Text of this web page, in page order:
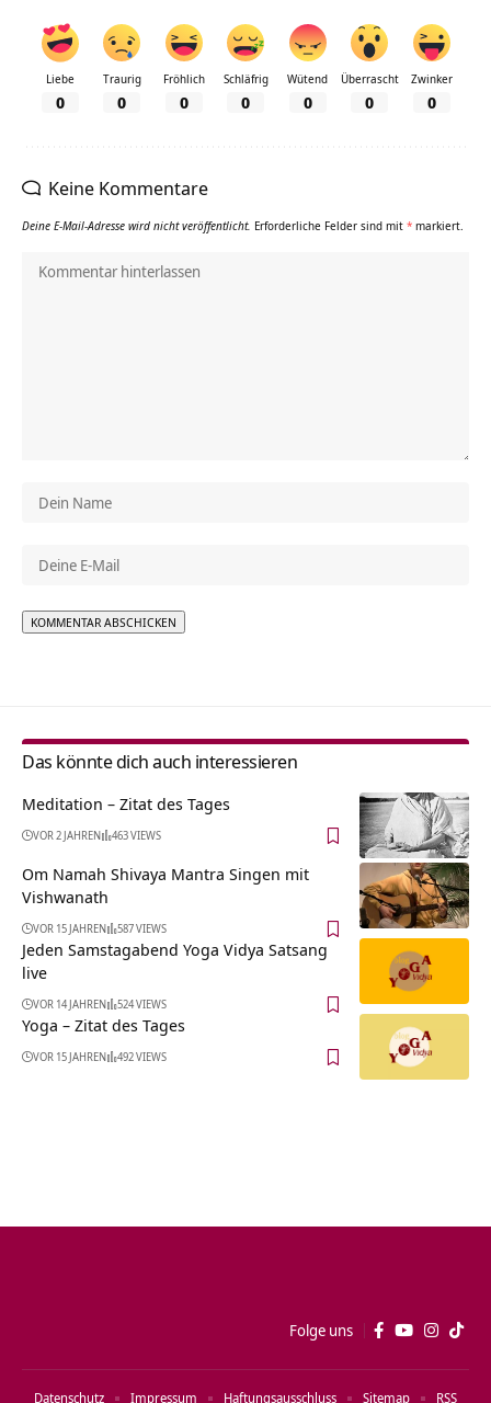
Liebe
0
Traurig
0
Fröhlich
0
Schläfrig
0
Wütend
0
Überrascht
0
Zwinker
0
Keine Kommentare
Deine E-Mail-Adresse wird nicht veröffentlicht. Erforderliche Felder sind mit * markiert.
Das könnte dich auch interessieren
Meditation – Zitat des Tages
VOR 2 JAHREN 463 VIEWS
Om Namah Shivaya Mantra Singen mit
Vishwanath
VOR 15 JAHREN 587 VIEWS
Jeden Samstagabend Yoga Vidya Satsang
live
VOR 14 JAHREN 524 VIEWS
Yoga – Zitat des Tages
VOR 15 JAHREN 492 VIEWS
Folge uns
Datenschutz Impressum Haftungsausschluss Sitemap RSS